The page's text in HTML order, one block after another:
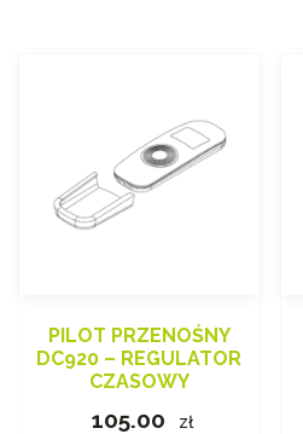
PILOT PRZENOŚNY
DC920 – REGULATOR
CZASOWY
105.00 zł